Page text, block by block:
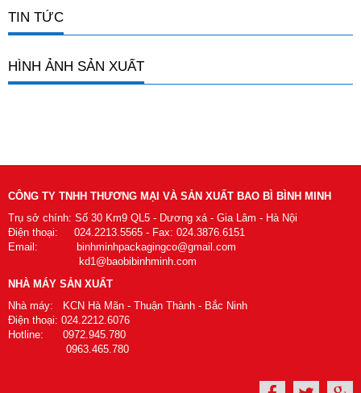
TIN TỨC
HÌNH ẢNH SẢN XUẤT
CÔNG TY TNHH THƯƠNG MẠI VÀ SẢN XUẤT BAO BÌ BÌNH MINH
Trụ sở chính: Số 30 Km9 QL5 - Dương xá - Gia Lâm - Hà Nội
Điện thoại: 024.2213.5565 - Fax: 024.3876.6151
Email: binhminhpackagingco@gmail.com
kd1@baobibinhminh.com
NHÀ MÁY SẢN XUẤT
Nhà máy: KCN Hà Mãn - Thuận Thành - Bắc Ninh
Điện thoại: 024.2212.6076
Hotline: 0972.945.780
0963.465.780